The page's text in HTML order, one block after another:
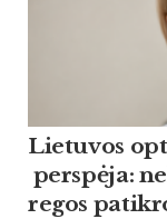
Lietuvos
perspėja:
regos